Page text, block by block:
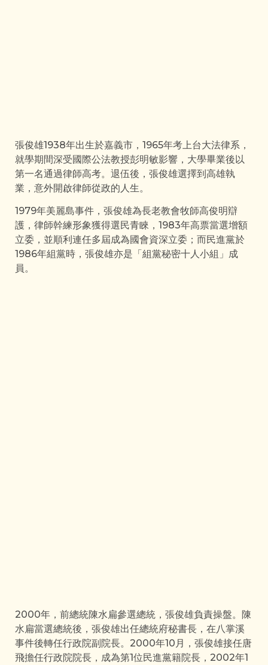
張俊雄1938年出生於嘉義市，1965年考上台大法律系，
就學期間深受國際公法教授彭明敏影響，大學畢業後以
第一名通過律師高考。退伍後，張俊雄選擇到高雄執
業，意外開啟律師從政的人生。
1979年美麗島事件，張俊雄為長老教會牧師高俊明辯
護，律師幹練形象獲得選民青睞，1983年高票當選增額
立委，並順利連任多屆成為國會資深立委；而民進黨於
1986年組黨時，張俊雄亦是「組黨秘密十人小組」成
員。
2000年，前總統陳水扁參選總統，張俊雄負責操盤。陳
水扁當選總統後，張俊雄出任總統府秘書長，在八掌溪
事件後轉任行政院副院長。2000年10月，張俊雄接任唐
飛擔任行政院院長，成為第1位民進黨籍院長，2002年1